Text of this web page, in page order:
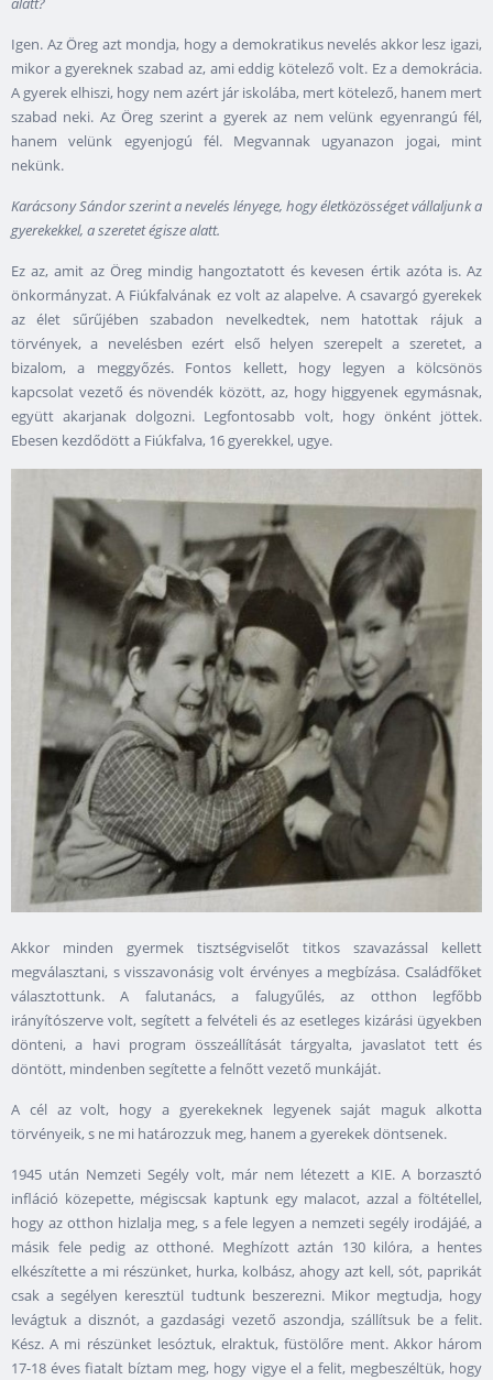
Igen. Az Öreg azt mondja, hogy a demokratikus nevelés akkor lesz igazi,
mikor a gyereknek szabad az, ami eddig kötelező volt. Ez a demokrácia.
A gyerek elhiszi, hogy nem azért jár iskolába, mert kötelező, hanem mert
szabad neki. Az Öreg szerint a gyerek az nem velünk egyenrangú fél,
hanem velünk egyenjogú fél. Megvannak ugyanazon jogai, mint
nekünk.
Karácsony Sándor szerint a nevelés lényege, hogy életközösséget vállaljunk a
gyerekekkel, a szeretet égisze alatt.
Ez az, amit az Öreg mindig hangoztatott és kevesen értik azóta is. Az
önkormányzat. A Fiúkfalvának ez volt az alapelve. A csavargó gyerekek
az élet sűrűjében szabadon nevelkedtek, nem hatottak rájuk a
törvények, a nevelésben ezért első helyen szerepelt a szeretet, a
bizalom, a meggyőzés. Fontos kellett, hogy legyen a kölcsönös
kapcsolat vezető és növendék között, az, hogy higgyenek egymásnak,
együtt akarjanak dolgozni. Legfontosabb volt, hogy önként jöttek.
Ebesen kezdődött a Fiúkfalva, 16 gyerekkel, ugye.
Akkor minden gyermek tisztségviselőt titkos szavazással kellett
megválasztani, s visszavonásig volt érvényes a megbízása. Családfőket
választottunk. A falutanács, a falugyűlés, az otthon legfőbb
irányítószerve volt, segített a felvételi és az esetleges kizárási ügyekben
dönteni, a havi program összeállítását tárgyalta, javaslatot tett és
döntött, mindenben segítette a felnőtt vezető munkáját.
A cél az volt, hogy a gyerekeknek legyenek saját maguk alkotta
törvényeik, s ne mi határozzuk meg, hanem a gyerekek döntsenek.
1945 után Nemzeti Segély volt, már nem létezett a KIE. A borzasztó
infláció közepette, mégiscsak kaptunk egy malacot, azzal a föltétellel,
hogy az otthon hizlalja meg, s a fele legyen a nemzeti segély irodájáé, a
másik fele pedig az otthoné. Meghízott aztán 130 kilóra, a hentes
elkészítette a mi részünket, hurka, kolbász, ahogy azt kell, sót, paprikát
csak a segélyen keresztül tudtunk beszerezni. Mikor megtudja, hogy
levágtuk a disznót, a gazdasági vezető aszondja, szállítsuk be a felit.
Kész. A mi részünket lesóztuk, elraktuk, füstölőre ment. Akkor három
17-18 éves fiatalt bíztam meg, hogy vigye el a felit, megbeszéltük, hogy